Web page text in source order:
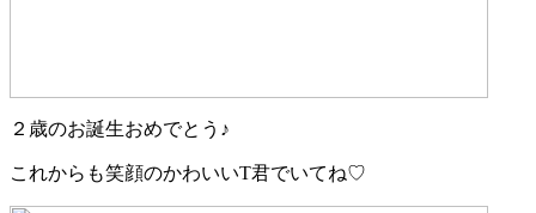
２歳のお誕生おめでとう♪
これからも笑顔のかわいいT君でいてね♡